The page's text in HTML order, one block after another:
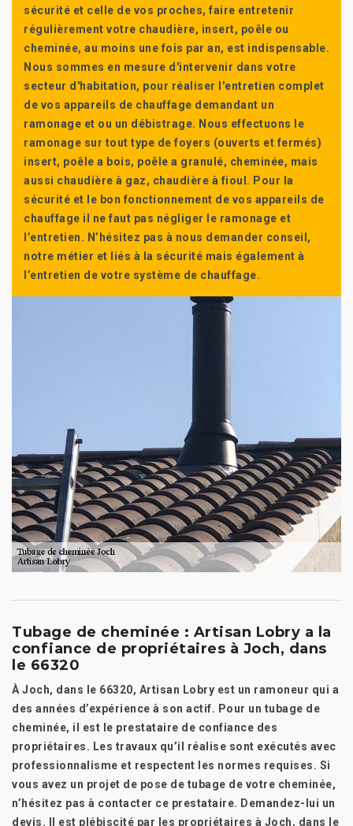
sécurité et celle de vos proches, faire entretenir
régulièrement votre chaudière, insert, poêle ou
cheminée, au moins une fois par an, est indispensable.
Nous sommes en mesure d'intervenir dans votre
secteur d'habitation, pour réaliser l'entretien complet
de vos appareils de chauffage demandant un
ramonage et ou un débistrage. Nous effectuons le
ramonage sur tout type de foyers (ouverts et fermés)
insert, poêle a bois, poêle a granulé, cheminée, mais
aussi chaudière à gaz, chaudière à fioul. Pour la
sécurité et le bon fonctionnement de vos appareils de
chauffage il ne faut pas négliger le ramonage et
l’entretien. N’hésitez pas à nous demander conseil,
notre métier et liés à la sécurité mais également à
l’entretien de votre système de chauffage.
Tubage de cheminée : Artisan Lobry a la
confiance de propriétaires à Joch, dans
le 66320
À Joch, dans le 66320, Artisan Lobry est un ramoneur qui a
des années d’expérience à son actif. Pour un tubage de
cheminée, il est le prestataire de confiance des
propriétaires. Les travaux qu’il réalise sont exécutés avec
professionnalisme et respectent les normes requises. Si
vous avez un projet de pose de tubage de votre cheminée,
n’hésitez pas à contacter ce prestataire. Demandez-lui un
devis. Il est plébiscité par les propriétaires à Joch, dans le